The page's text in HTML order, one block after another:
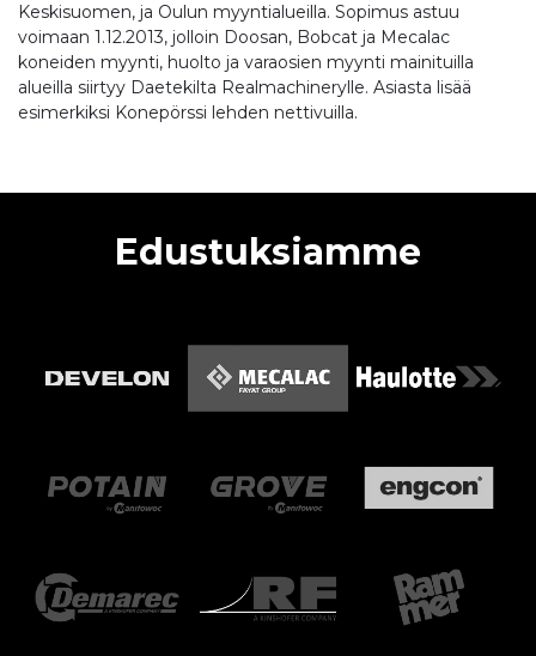
Keskisuomen, ja Oulun myyntialueilla. Sopimus astuu
voimaan 1.12.2013, jolloin Doosan, Bobcat ja Mecalac
koneiden myynti, huolto ja varaosien myynti mainituilla
alueilla siirtyy Daetekilta Realmachinerylle. Asiasta lisää
esimerkiksi Konepörssi lehden nettivuilla.
Edustuksiamme